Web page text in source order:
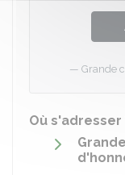
Grande
Où s'adresser